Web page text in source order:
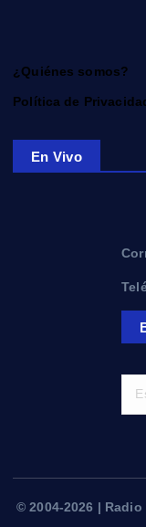
¿Quiénes somos?
Política de
En Vivo
© 2004-2026 |